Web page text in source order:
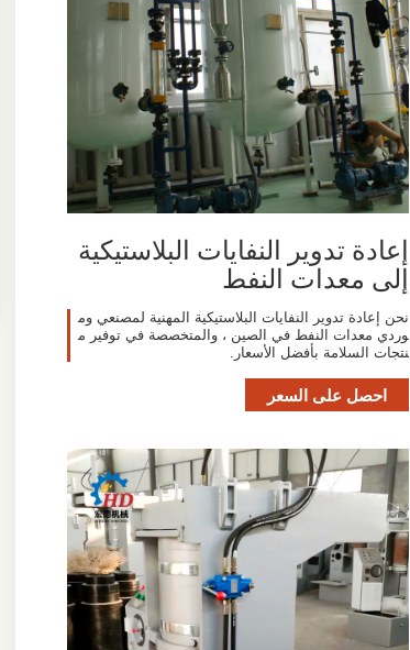
إعادة تدوير النفايات البلاستيكية
إلى معدات النفط
نحن إعادة تدوير النفايات البلاستيكية المهنية لمصنعي وم
وردي معدات النفط في الصين ، والمتخصصة في توفير م
نتجات السلامة بأفضل الأسعار.
احصل على السعر